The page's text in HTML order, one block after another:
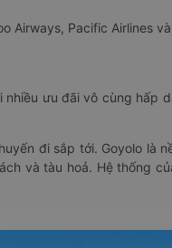
Airways, Pacific Airlines
ưu đãi vô cùng hấp
đi sắp tới. Goyolo là
và tàu hoả. Hệ thống